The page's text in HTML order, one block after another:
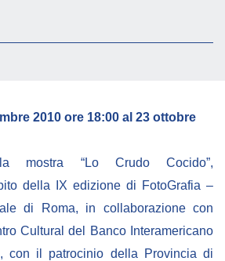
dell’uguaglianza di
economico
2010 ore 18:00 al 23 ottobre
mostra “Lo Crudo Cocido”,
della IX edizione di FotoGrafia –
di Roma, in collaborazione con
Cultural del Banco Interamericano
con il patrocinio della Provincia di